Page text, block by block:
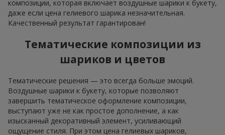
композиции, которая включает воздушные шарики к букету,
даже если цена гелиевого шарика незначительная.
Качественный результат гарантирован!
Тематические композиции из
шариков и цветов
Тематические решения — это всегда больше эмоций.
Воздушные шарики к букету, которые позволяют
завершить тематическое оформление композиции,
выступают уже не как простое дополнение, а как
изысканный декоративный элемент, усиливающий
ощущение стиля. При этом цена гелиевых шариков,